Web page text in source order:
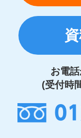
お電
(受付時